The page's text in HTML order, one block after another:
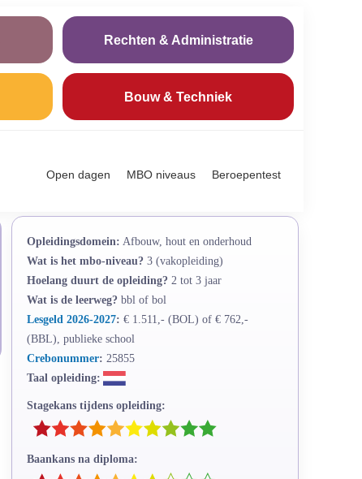
Rechten & Administratie
Bouw & Techniek
Open dagen MBO niveaus Beroepentest
Opleidingsdomein: Afbouw, hout en onderhoud
Wat is het mbo-niveau? 3 (vakopleiding)
Hoelang duurt de opleiding? 2 tot 3 jaar
Wat is de leerweg? bbl of bol
Lesgeld 2026-2027: € 1.511,- (BOL) of € 762,-
(BBL), publieke school
Crebonummer: 25855
Taal opleiding:
Stagekans tijdens opleiding:
Baankans na diploma: